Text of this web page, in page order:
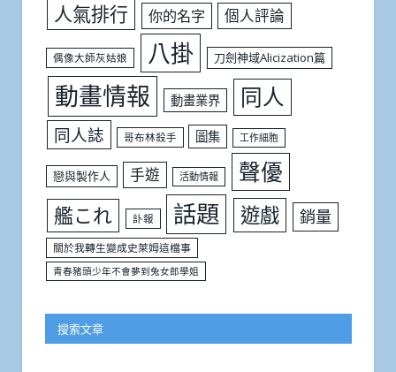
人氣排行 你的名字 個人評論
偶像大師灰姑娘 八掛 刀劍神域Alicization篇
動畫情報 動畫業界 同人
同人誌 哥布林殺手 圖集 工作細胞
戀與製作人 手遊 活動情報 聲優
艦これ 訃報 話題 遊戲 銷量
關於我轉生變成史萊姆這檔事
青春豬頭少年不會夢到兔女郎學姐
搜索文章